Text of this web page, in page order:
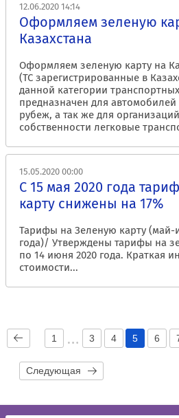
12.06.2020 14:14
Оформляем зеленую
Казахстана
Оформляем зеленую карту на
(ТС зарегистрированные в
данной категории
предназначен для
рубеж, а так же для
собственности легковые
15.05.2020 00:00
С 15 мая 2020 года
карту снижены на 17%
Тарифы на Зеленую карту (май-
года)/ Утверждены тарифы на
по 14 июня 2020 года. Краткая
стоимости...
1 3 4 5 6
Следующая